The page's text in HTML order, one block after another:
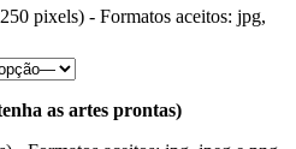
pixels) - Formatos aceitos: jpg,
as artes prontas)